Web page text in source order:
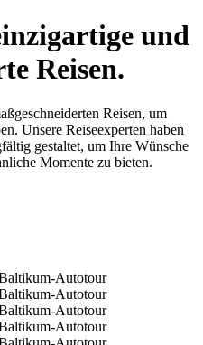
und
Reisen.
Reisen, um
Unsere Reiseexperten haben
gestaltet, um Ihre Wünsche
Momente zu bieten.